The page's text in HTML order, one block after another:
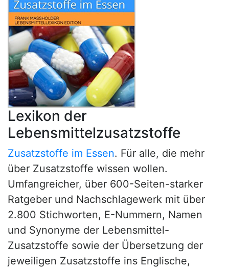
Lexikon der
Lebensmittelzusatzstoffe
Zusatzstoffe im Essen. Für alle, die mehr
über Zusatzstoffe wissen wollen.
Umfangreicher, über 600-Seiten-starker
Ratgeber und Nachschlagewerk mit über
2.800 Stichworten, E-Nummern, Namen
und Synonyme der Lebensmittel-
Zusatzstoffe sowie der Übersetzung der
jeweiligen Zusatzstoffe ins Englische,